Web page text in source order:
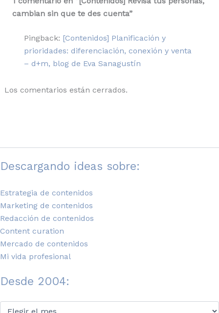
cambian sin que te des cuenta”
Pingback: [Contenidos] Planificación y
prioridades: diferenciación, conexión y venta
– d+m, blog de Eva Sanagustín
Los comentarios están cerrados.
Descargando ideas sobre:
Estrategia de contenidos
Marketing de contenidos
Redacción de contenidos
Content curation
Mercado de contenidos
Mi vida profesional
Desde 2004: